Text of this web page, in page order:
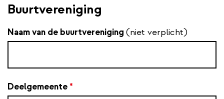
Buurtvereniging
Naam van de buurtvereniging (niet verplicht)
Deelgemeente *